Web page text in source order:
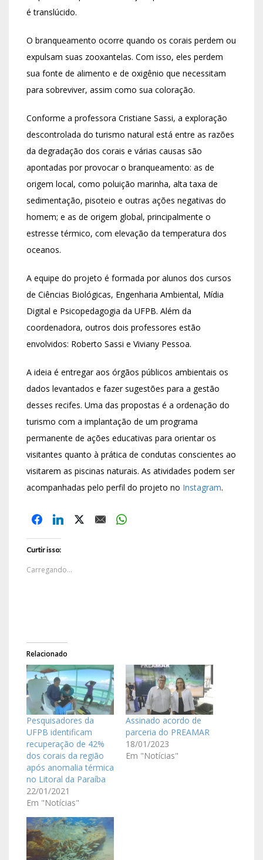
é translúcido.
O branqueamento ocorre quando os corais perdem ou
expulsam suas zooxantelas. Com isso, eles perdem
sua fonte de alimento e de oxigênio que necessitam
para sobreviver, assim como sua coloração.
Conforme a professora Cristiane Sassi, a exploração
descontrolada do turismo natural está entre as razões
da degradação dos corais e várias causas são
apontadas por provocar o branqueamento: as de
origem local, como poluição marinha, alta taxa de
sedimentação, pisoteio e outras ações negativas do
homem; e as de origem global, principalmente o
estresse térmico, com elevação da temperatura dos
oceanos.
A equipe do projeto é formada por alunos dos cursos
de Ciências Biológicas, Engenharia Ambiental, Mídia
Digital e Psicopedagogia da UFPB. Além da
coordenadora, outros dois professores estão
envolvidos: Roberto Sassi e Viviany Pessoa.
A ideia é entregar aos órgãos públicos ambientais os
dados levantados e fazer sugestões para a gestão
desses recifes. Uma das propostas é a ordenação do
turismo com a implantação de um programa
permanente de ações educativas para orientar os
visitantes quanto à prática de condutas conscientes ao
visitarem as piscinas naturais. As atividades podem ser
acompanhadas pelo perfil do projeto no Instagram.
Curtir isso:
Carregando...
Relacionado
Pesquisadores da
UFPB identificam
recuperação de 42%
dos corais da região
após anomalia térmica
no Litoral da Paraíba
22/01/2021
Em "Notícias"
Assinado acordo de
parceria do PREAMAR
18/01/2023
Em "Notícias"